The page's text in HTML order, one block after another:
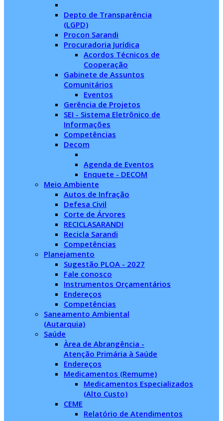
Depto de Transparência
(LGPD)
Procon Sarandi
Procuradoria Jurídica
Acordos Técnicos de
Cooperação
Gabinete de Assuntos
Comunitários
Eventos
Gerência de Projetos
SEI - Sistema Eletrônico de
Informações
Competências
Decom
Agenda de Eventos
Enquete - DECOM
Meio Ambiente
Autos de Infração
Defesa Civil
Corte de Árvores
RECICLASARANDI
Recicla Sarandi
Competências
Planejamento
Sugestão PLOA - 2027
Fale conosco
Instrumentos Orçamentários
Endereços
Competências
Saneamento Ambiental
(Autarquia)
Saúde
Àrea de Abrangência -
Atenção Primária à Saúde
Endereços
Medicamentos (Remume)
Medicamentos Especializados
(Alto Custo)
CEME
Relatório de Atendimentos